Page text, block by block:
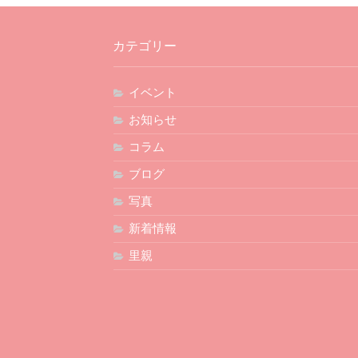
カテゴリー
イベント
お知らせ
コラム
ブログ
写真
新着情報
里親